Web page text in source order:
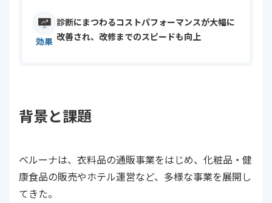
効果
診断にまつわるコストパフォーマンスが大幅に
改善され、改修までのスピードも向上
背景と課題
ベルーナは、衣料品の通販事業をはじめ、化粧品・健
康食品の販売やホテル運営など、多様な事業を展開し
てきた。